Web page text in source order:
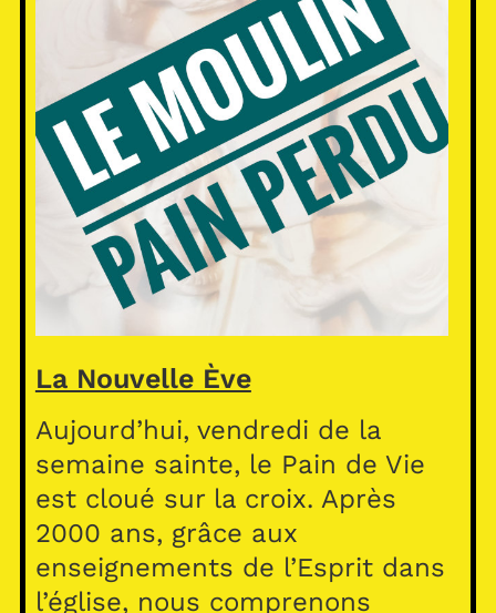
La Nouvelle Ève
Aujourd’hui, vendredi de la
semaine sainte, le Pain de Vie
est cloué sur la croix. Après
2000 ans, grâce aux
enseignements de l’Esprit dans
l’église, nous comprenons